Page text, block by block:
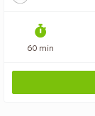
60 min